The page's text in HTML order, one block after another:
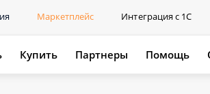
Маркетплейс Интеграция с 1С
Купить Партнеры Помощь